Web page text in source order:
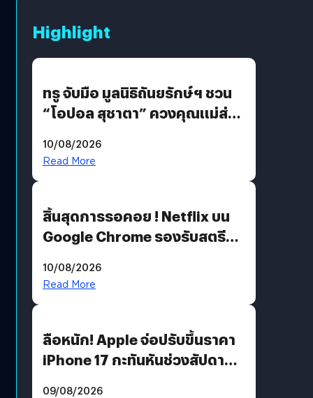
Highlight
ทรู จับมือ มูลนิธิถันยรักษ์ฯ ชวน
“โอปอล สุชาตา” ควงคุณแม่ส่ง
เติมเต็มความหมายวันแม่ปีนี้
10/08/2026
Read More
สิ้นสุดการรอคอย ! Netflix บน
Google Chrome รองรับสตรีม
เงื่อนไขที่กำหนด
10/08/2026
Read More
ลือหนัก! Apple จ่อปรับขึ้นราคา
iPhone 17 กะทันหันช่วงสัปดาห์ที่
09/08/2026